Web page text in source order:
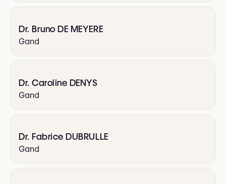
Dr. Bruno DE MEYERE
Gand
Dr. Caroline DENYS
Gand
Dr. Fabrice DUBRULLE
Gand